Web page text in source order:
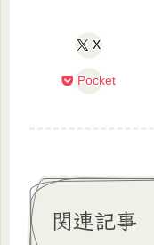
X
Pocket
関連記事